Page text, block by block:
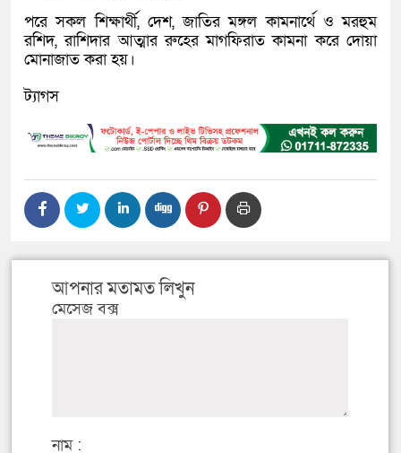
পরে সকল শিক্ষার্থী, দেশ, জাতির মঙ্গল কামনার্থে ও মরহুম
রশিদ, রাশিদার আত্মার রুহের মাগফিরাত কামনা করে দোয়া
মোনাজাত করা হয়।
ট্যাগস
আপনার মতামত লিখুন
মেসেজ বক্স
নাম :